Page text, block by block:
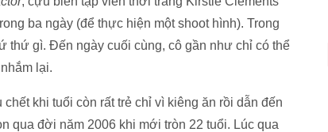
ba ngày (để thực hiện một shoot hình). Trong
thứ gì. Đến ngày cuối cùng, cô gần như chỉ có thể
lại.
khi tuổi còn rất trẻ chỉ vì kiêng ăn rồi dẫn đến
qua đời năm 2006 khi mới tròn 22 tuổi. Lúc qua